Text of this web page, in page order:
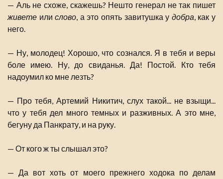
— Аль не схоже, скажешь? Нешто генерал не так пишет
живете илислово, а это опять завитушка у добра, как у
него.
— Ну, молодец! Хорошо, что сознался. Я в тебя и веры
боле имею. Ну, до свиданья. Да! Постой. Кто тебя
надоумил ко мне лезть?
— Про тебя, Артемий Никитич, слух такой... не взыщи...
что у тебя дел много темных и разживных. А это мне,
бегуну да Панкрату, и на руку.
— От кого ж ты слышал это?
— Да вот хоть от моего прежнего ходока по делам